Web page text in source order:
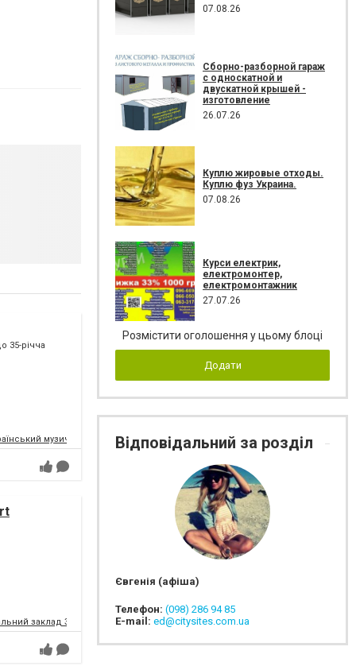
35-річча
музично-драматичний театр ім. В. Г. Магара
заклад Запорізької обласної ради
07.08.26
Сборно-разборной гараж
с односкатной и
двускатной крышей -
изготовление
26.07.26
Куплю жировые отходы.
Куплю фуз Украина.
07.08.26
Курси електрик,
електромонтер,
електромонтажник
27.07.26
Розмістити оголошення у цьому блоці
Додати
Відповідальний за розділ
Євгенія (афіша)
Телефон: (098) 286 94 85
E-mail: ed@citysites.com.ua